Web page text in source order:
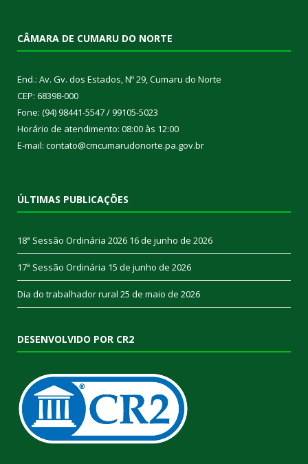
CÂMARA DE CUMARU DO NORTE
End.: Av. Gv. dos Estados, Nº 29, Cumaru do Norte
CEP: 68398-000
Fone: (94) 98441-5547 / 99105-5023
Horário de atendimento: 08:00 às 12:00
E-mail: contato@cmcumarudonorte.pa.gov.br
ÚLTIMAS PUBLICAÇÕES
18ª Sessão Ordinária 2026 16 de junho de 2026
17ª Sessão Ordinária 15 de junho de 2026
Dia do trabalhador rural 25 de maio de 2026
DESENVOLVIDO POR CR2